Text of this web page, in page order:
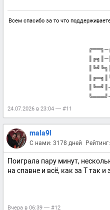
Всем спасибо за то что
24.07.2026 в 23:04 — #11
mala9l
С нами: 3178 дней
Поиграла пару минут,
на спавне и всё, как за Т так и
Вчера в 06:39 — #12